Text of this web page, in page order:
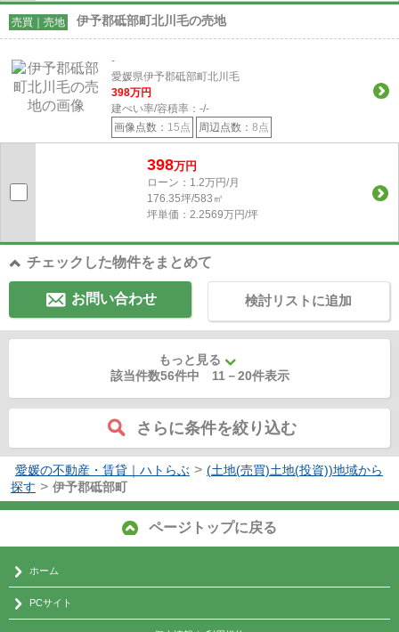
売買｜売地 伊予郡砥部町北川毛の売地
-
愛媛県伊予郡砥部町北川毛
398万円
建ぺい率/容積率： -/-
画像点数： 15点 周辺点数： 8点
398万円
ローン：1.2万円/月
176.35坪/583㎡
坪単価：2.2569万円/坪
チェックした物件をまとめて
お問い合わせ 検討リストに追加
もっと見る
該当件数56件中 11 －20件表示
さらに条件を絞り込む
愛媛の不動産・賃貸｜ハトらぶ > (土地(売買)土地(投資))地域から
探す > 伊予郡砥部町
ページトップに戻る
ホーム
PCサイト